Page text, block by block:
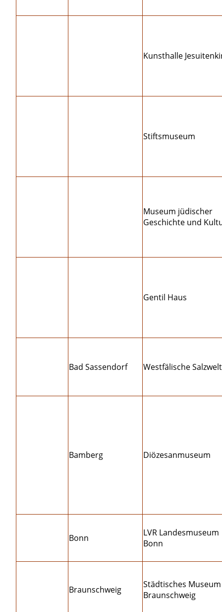
Kunsthalle
Stiftsmuseum
Museum jüdischer
Geschichte und
Gentil Haus
Bad Sassendorf Westfälische
Bamberg Diözesanmuseum
Bonn
LVR Landesmuseum
Bonn
Braunschweig
Städtisches Museum
Braunschweig